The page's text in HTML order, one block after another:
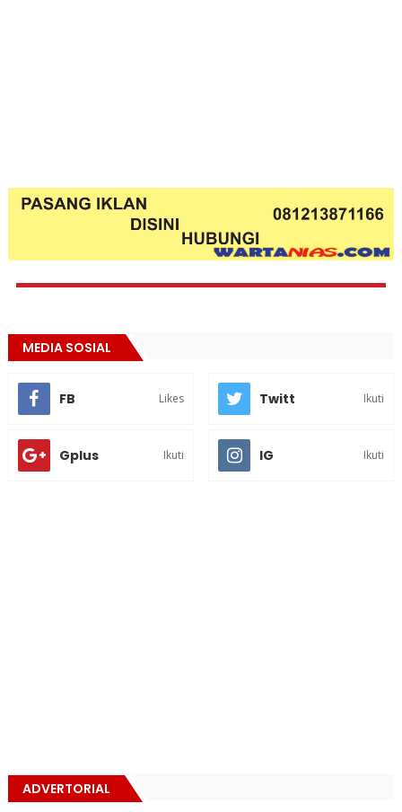
MEDIA SOSIAL
FB Likes Twitt Ikuti
Gplus Ikuti IG Ikuti
ADVERTORIAL